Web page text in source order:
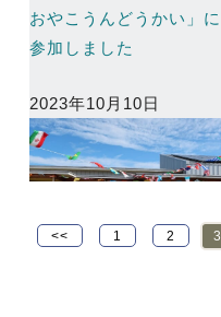
おやこうんどうかい」に
参加しました
2023年10月10日
<< 1 2 3